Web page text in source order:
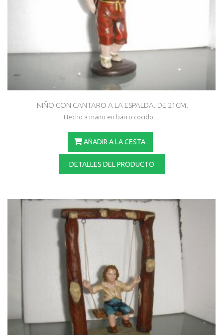
NIÑO CON CANTARO A LA ESPALDA. DE 21CM.
Hecho a mano en barro cocido. ...
AÑADIR A LA CESTA
DETALLES DEL PRODUCTO